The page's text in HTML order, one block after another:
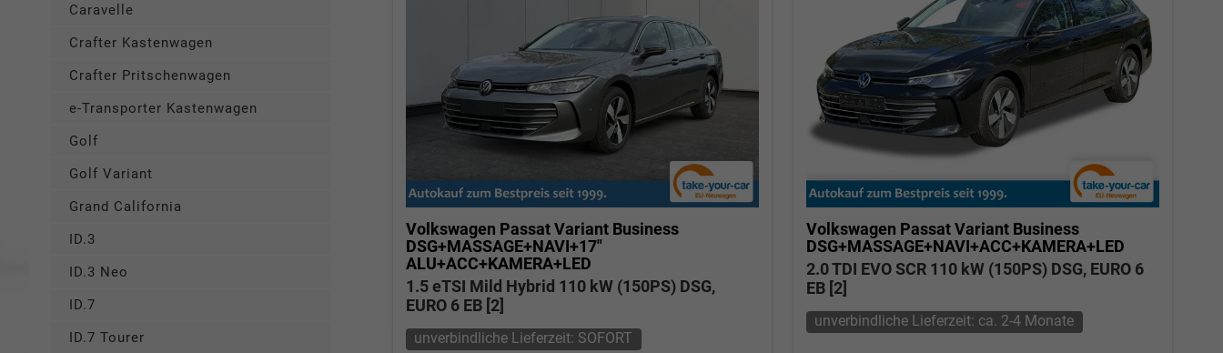
Volkswagen Passat Variant Business
DSG+MASSAGE+NAVI+17"
ALU+ACC+KAMERA+LED
1.5 eTSI Mild Hybrid 110 kW (150PS) DSG,
EURO 6 EB [2]
unverbindliche Lieferzeit: SOFORT
Volkswagen Passat Variant Business
DSG+MASSAGE+NAVI+ACC+KAMERA+LED
2.0 TDI EVO SCR 110 kW (150PS) DSG, EURO 6
EB [2]
unverbindliche Lieferzeit: ca. 2-4 Monate
Caravelle
Crafter Kastenwagen
Crafter Pritschenwagen
e-Transporter Kastenwagen
Golf
Golf Variant
Grand California
ID.3
ID.3 Neo
ID.7
ID.7 Tourer